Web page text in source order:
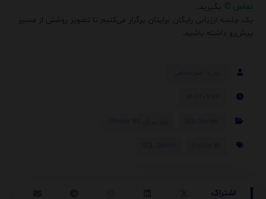
تماس ✆ بگیرید.
یک جلسه ارزیابی رایگان برایتان برگزار می‌کنیم تا تصویر روشنی از مسیر
پیش‌رو داشته باشید.